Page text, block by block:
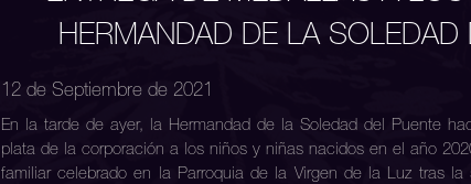
HERMANDAD DE LA SOLEDAD
12 de Septiembre de 2021
En la tarde de ayer, la Hermandad de la Soledad del Puente
plata de la corporación a los niños y niñas nacidos en el año
familiar celebrado en la Parroquia de la Virgen de la Luz tras la